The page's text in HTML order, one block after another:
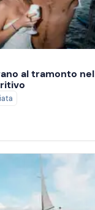
al tramonto